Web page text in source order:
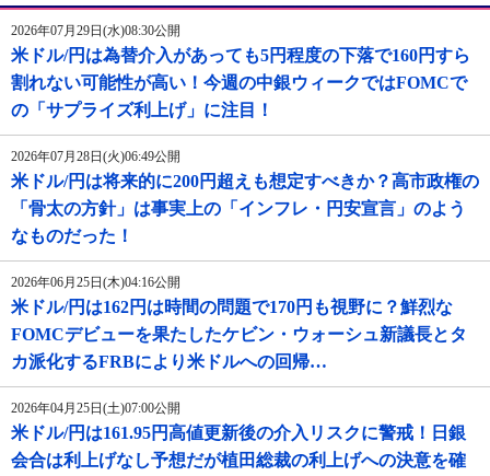
2026年07月29日(水)08:30公開
米ドル/円は為替介入があっても5円程度の下落で160円すら
割れない可能性が高い！今週の中銀ウィークではFOMCで
の「サプライズ利上げ」に注目！
2026年07月28日(火)06:49公開
米ドル/円は将来的に200円超えも想定すべきか？高市政権の
「骨太の方針」は事実上の「インフレ・円安宣言」のよう
なものだった！
2026年06月25日(木)04:16公開
米ドル/円は162円は時間の問題で170円も視野に？鮮烈な
FOMCデビューを果たしたケビン・ウォーシュ新議長とタ
カ派化するFRBにより米ドルへの回帰…
2026年04月25日(土)07:00公開
米ドル/円は161.95円高値更新後の介入リスクに警戒！日銀
会合は利上げなし予想だが植田総裁の利上げへの決意を確